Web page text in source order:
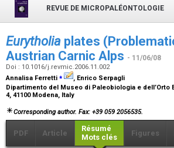
REVUE DE MICROPALÉONTOLOGIE
Eurytholia plates
Austrian Carnic Alps - 11/06/08
Doi : 10.1016/j.revmic.2006.11.002
Annalisa Ferretti ⁎
, Enrico Serpagli
Dipartimento del Museo di Paleobiologia e
4, 41100 Modena, Italy
Corresponding author. Fax: +39 059 2056535.
PDF Article
Résumé
Mots clés
Figures